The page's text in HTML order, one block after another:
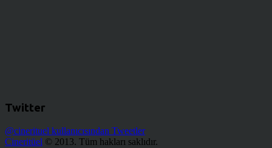
Twitter
@cinerituel kullanıcısından Tweetler
Cineritüel © 2013. Tüm hakları saklıdır.